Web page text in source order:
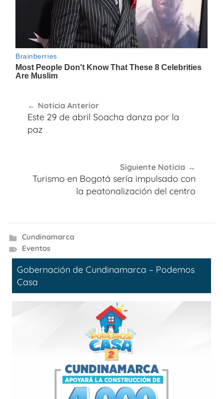
de
entradas
Noticia Anterior
Este 29 de abril Soacha danza por la
paz
Siguiente Noticia
Turismo en Bogotá sería impulsado con
la peatonalización del centro
Cundinamarca
Eventos
Gobernación de Cundinamarca – Podemos
Casa